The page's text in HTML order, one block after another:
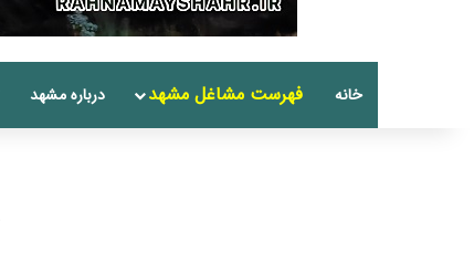
خانه فهرست مشاغل مشهد درباره مشهد